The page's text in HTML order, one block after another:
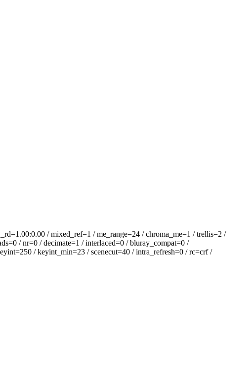
/ mixed_ref=1 / me_range=24 / chroma_me=1 / trellis=2 /
/ nr=0 / decimate=1 / interlaced=0 / bluray_compat=0 /
/ keyint_min=23 / scenecut=40 / intra_refresh=0 / rc=crf /